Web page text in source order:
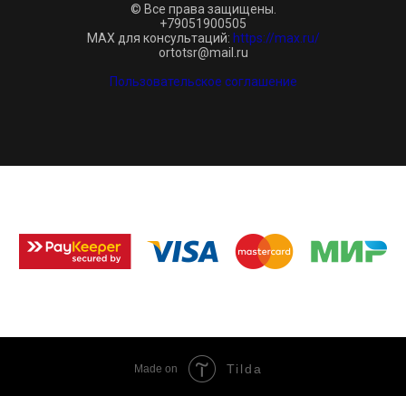
© Все права защищены.
+79051900505
MAX для консультаций: https://max.ru/
ortotsr@mail.ru
Пользовательское соглашение
Made on Tilda